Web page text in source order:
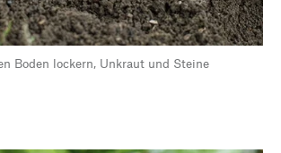
Boden lockern, Unkraut und Steine